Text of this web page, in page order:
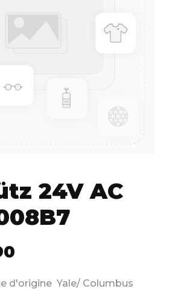
24V AC
d'origine Yale/ Columbus